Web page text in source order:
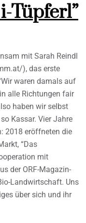
Tüpferl”
mit Sarah Reindl
), das erste
waren damals auf
alle Richtungen fair
haben wir selbst
Kassar. Vier Jahre
2018 eröffneten die
“Das
mit
der ORF-Magazin-
Landwirtschaft. Uns
über sich und ihr